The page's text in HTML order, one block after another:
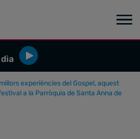
experiències del Gospel, aquest
a la Parròquia de Santa Anna de